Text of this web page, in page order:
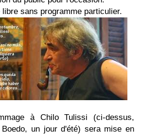
sans programme particulier.
à Chilo Tulissi (ci-dessus,
un jour d'été) sera mise en